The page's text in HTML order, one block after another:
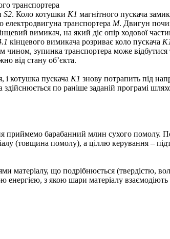
транспортера
S2. Коло котушки K1 магнітного пускача
електродвигуна транспортера M. Двигун
вимикач, на який діє опір ходової
кінцевого вимикача розриває коло пускача K
чином, зупинка транспортера може відбутися
від стану об’єкта.
і котушка пускача K1 знову потрапить під
по раніше заданій програмі
приймемо барабанний млин сухого помолу.
(товщина помолу), а ціллю керування –
матеріалу, що подрібнюється (твердістю,
енергією, з якою шари матеріалу